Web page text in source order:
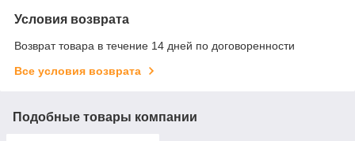
Условия возврата
Возврат товара в течение 14 дней по договоренности
Все условия возврата
Подобные товары компании